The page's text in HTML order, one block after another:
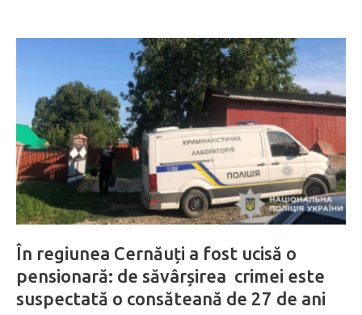
În regiunea Cernăuți a fost ucisă o
pensionară: de săvârșirea crimei este
suspectată o consăteană de 27 de ani